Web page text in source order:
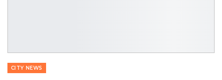
CITY NEWS